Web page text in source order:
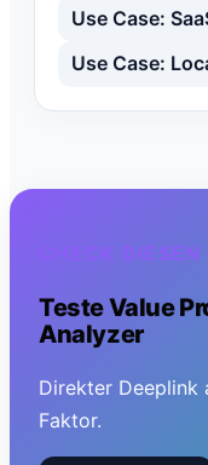
Use Case:
Use Case:
CHECK
TesteValue
Analyzer
Direkter Deeplink
Faktor.